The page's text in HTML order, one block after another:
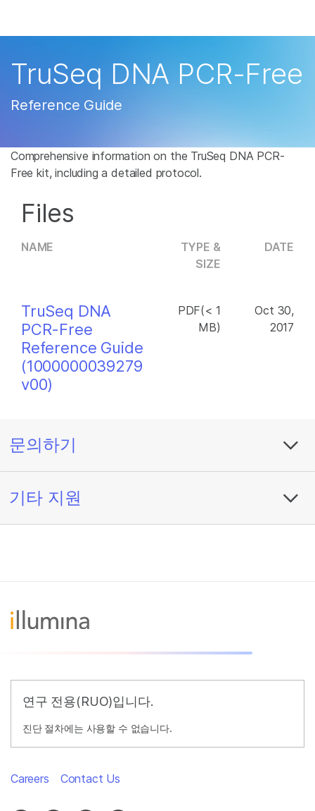
학습
지원
TruSeq DNA PCR-Free
Reference Guide
Comprehensive information on the TruSeq DNA PCR-
Free kit, including a detailed protocol.
Files
NAME
TYPE &
SIZE
DATE
TruSeq DNA
PCR-Free
Reference Guide
(1000000039279
v00)
PDF(< 1
MB)
Oct 30,
2017
문의하기
기타 지원
연구 전용(RUO)입니다.
진단 절차에는 사용할 수 없습니다.
Careers Contact Us
습니다. 주요 관심 분야를 선택해 주세요:
×
미생물학 연구